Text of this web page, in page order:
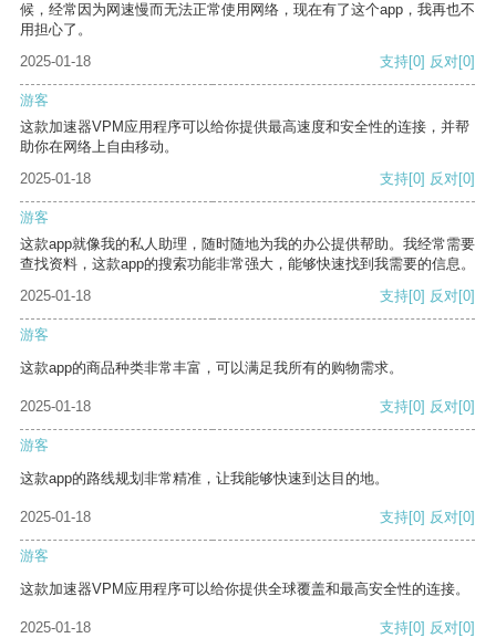
候，经常因为网速慢而无法正常使用网络，现在有了这个app，我再也不
用担心了。
2025-01-18
支持[0] 反对[0]
游客
这款加速器VPM应用程序可以给你提供最高速度和安全性的连接，并帮
助你在网络上自由移动。
2025-01-18
支持[0] 反对[0]
游客
这款app就像我的私人助理，随时随地为我的办公提供帮助。我经常需要
查找资料，这款app的搜索功能非常强大，能够快速找到我需要的信息。
2025-01-18
支持[0] 反对[0]
游客
这款app的商品种类非常丰富，可以满足我所有的购物需求。
2025-01-18 支持[0] 反对[0]
游客
这款app的路线规划非常精准，让我能够快速到达目的地。
2025-01-18 支持[0] 反对[0]
游客
这款加速器VPM应用程序可以给你提供全球覆盖和最高安全性的连接。
2025-01-18 支持[0] 反对[0]